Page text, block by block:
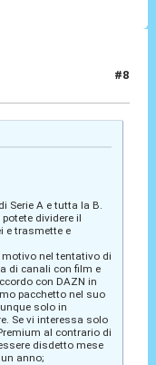
#8
Serie A e tutta la B.
dividere il
e trasmette e
nel tentativo di
di canali con film e
con DAZN in
pacchetto nel suo
solo in
Se vi interessa solo
al contrario di
disdetto mese
anno;